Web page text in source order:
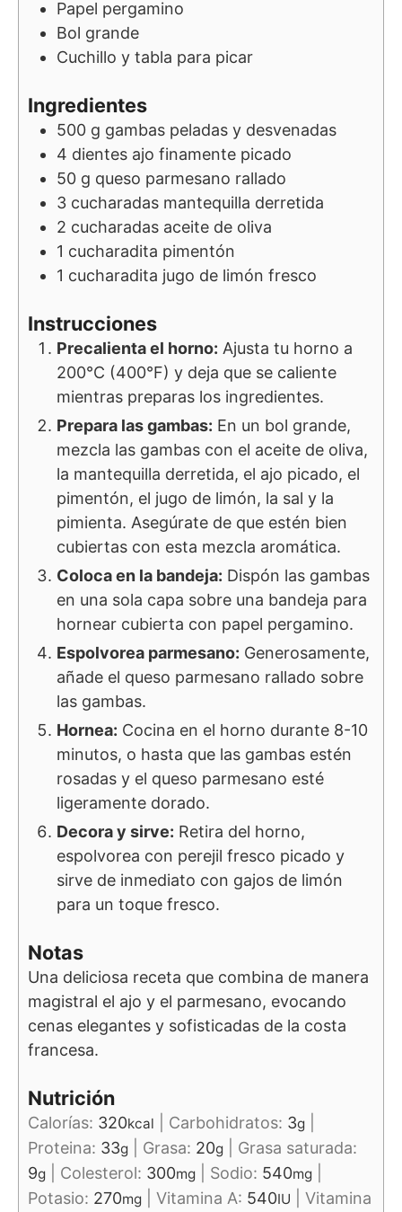
Papel pergamino
Bol grande
Cuchillo y tabla para picar
Ingredientes
500 g gambas peladas y desvenadas
4 dientes ajo finamente picado
50 g queso parmesano rallado
3 cucharadas mantequilla derretida
2 cucharadas aceite de oliva
1 cucharadita pimentón
1 cucharadita jugo de limón fresco
Instrucciones
Precalienta el horno: Ajusta tu horno a
200°C (400°F) y deja que se caliente
mientras preparas los ingredientes.
Prepara las gambas: En un bol grande,
mezcla las gambas con el aceite de oliva,
la mantequilla derretida, el ajo picado, el
pimentón, el jugo de limón, la sal y la
pimienta. Asegúrate de que estén bien
cubiertas con esta mezcla aromática.
Coloca en la bandeja: Dispón las gambas
en una sola capa sobre una bandeja para
hornear cubierta con papel pergamino.
Espolvorea parmesano: Generosamente,
añade el queso parmesano rallado sobre
las gambas.
Hornea: Cocina en el horno durante 8-10
minutos, o hasta que las gambas estén
rosadas y el queso parmesano esté
ligeramente dorado.
Decora y sirve: Retira del horno,
espolvorea con perejil fresco picado y
sirve de inmediato con gajos de limón
para un toque fresco.
Notas
Una deliciosa receta que combina de manera
magistral el ajo y el parmesano, evocando
cenas elegantes y sofisticadas de la costa
francesa.
Nutrición
Calorías: 320kcal Carbohidratos: 3g
Proteina: 33g Grasa: 20g
Grasa saturada:
9g Colesterol: 300mg Sodio: 540mg
Potasio: 270mg Vitamina A: 540IU
Vitamina